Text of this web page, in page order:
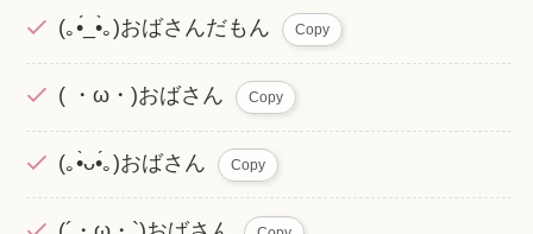
(｡•́_•̀｡)おばさんだもん Copy
( ・ω・)おばさん Copy
(｡•̀ᴗ•́｡)おばさん Copy